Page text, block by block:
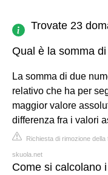
Trovate 23
Qual è la somma
La somma di due
relativo che ha per
maggior valore
differenza fra i valori
Richiesta di rimozione della
skuola.net
Come si calcolano